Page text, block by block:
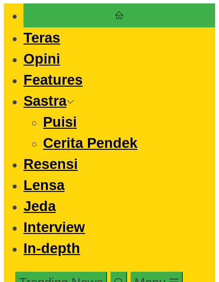
Teras
Opini
Features
Sastra
Puisi
Cerita Pendek
Resensi
Lensa
Jeda
Interview
In-depth